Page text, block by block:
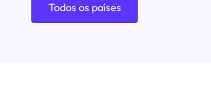
Todos os países